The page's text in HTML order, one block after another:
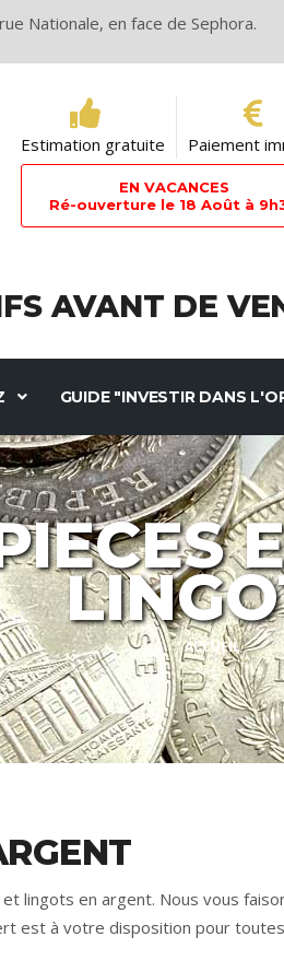
Nationale, en face de Sephora.
Estimation gratuite Paiement
EN VACANCES
Ré-ouverture le 18 Août à
AVANT DE
GUIDE "INVESTIR DANS
ACCUEIL
lingots en argent. Nous vous
est à votre disposition pour